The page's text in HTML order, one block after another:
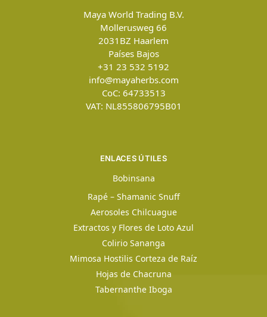
Maya World Trading B.V.
Mollerusweg 66
2031BZ Haarlem
Países Bajos
+31 23 532 5192
info@mayaherbs.com
CoC: 64733513
VAT: NL855806795B01
ENLACES ÚTILES
Bobinsana
Rapé – Shamanic Snuff
Aerosoles Chilcuague
Extractos y Flores de Loto Azul
Colirio Sananga
Mimosa Hostilis Corteza de Raíz
Hojas de Chacruna
Tabernanthe Iboga